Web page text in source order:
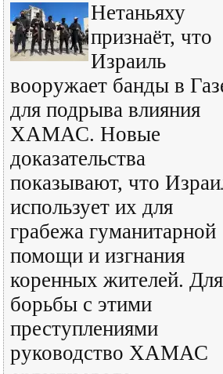
Нетаньяху
признаёт, что
Израиль
вооружает банды в
для подрыва влияния
ХАМАС. Новые
доказательства
показывают, что
использует их для
грабежа гуманитарной
помощи и изгнания
коренных жителей. Для
борьбы с этими
преступлениями
руководство ХАМАС